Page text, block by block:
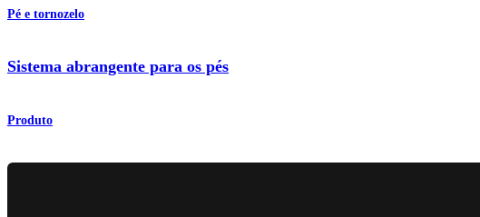
Pé e tornozelo
Sistema abrangente para os pés
Produto